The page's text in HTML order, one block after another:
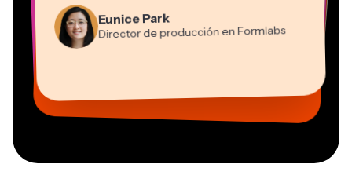
Vannesia Darby
Grant Taleck
Cofundador de
Panos Papagapiou
Socio directivo de EPATHLON
Kerry-lee Farla
Youtuber
Directora de contenido
Editor de vídeo
Heidi Rae
Educación
Mitch Rawlings
Freelance de servicios de información
Dina Segovia
Trabajador freelance virtual